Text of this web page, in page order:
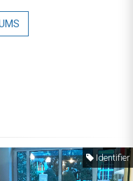
Identifier